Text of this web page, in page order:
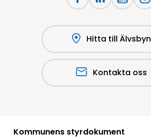
Hitta till Älvsbyn
Kontakta oss
Kommunens styrdokument